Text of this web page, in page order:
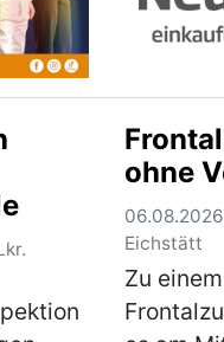
ohne
Eichstätt
Zu einem